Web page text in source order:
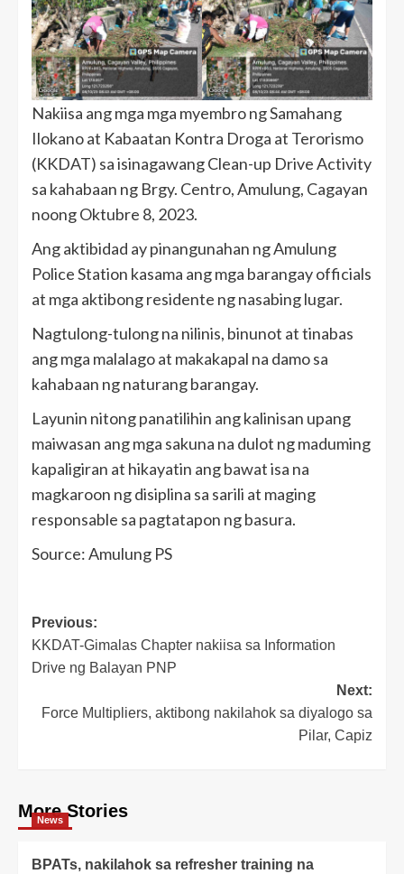
Nakiisa ang mga mga myembro ng Samahang
Ilokano at Kabaatan Kontra Droga at Terorismo
(KKDAT) sa isinagawang Clean-up Drive Activity
sa kahabaan ng Brgy. Centro, Amulung, Cagayan
noong Oktubre 8, 2023.
Ang aktibidad ay pinangunahan ng Amulung
Police Station kasama ang mga barangay officials
at mga aktibong residente ng nasabing lugar.
Nagtulong-tulong na nilinis, binunot at tinabas
ang mga malalago at makakapal na damo sa
kahabaan ng naturang barangay.
Layunin nitong panatilihin ang kalinisan upang
maiwasan ang mga sakuna na dulot ng maduming
kapaligiran at hikayatin ang bawat isa na
magkaroon ng disiplina sa sarili at maging
responsable sa pagtatapon ng basura.
Source: Amulung PS
Post
navigation
Previous:
KKDAT-Gimalas Chapter nakiisa sa Information
Drive ng Balayan PNP
Next:
Force Multipliers, aktibong nakilahok sa diyalogo sa
Pilar, Capiz
More Stories
News
BPATs, nakilahok sa refresher training na